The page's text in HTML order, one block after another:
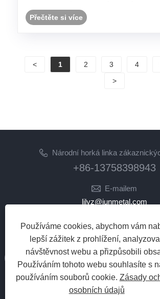
automobilové díly, elektronické pouzdra
Přečtěte si více
< 1 2 3 4
>
Národní horká linka
+86-13758398943
E-mailem
lilyz@junmetal.com
NÁSLEDUJ NÁS
Copyright © 2023 Jiaxing Junmetal Technology Co.,
Používáme cookies, abychom vám
lepší zážitek z prohlížení,
návštěvnost webu a přizpůsobili
Používáním tohoto webu souhlasíte s
používáním souborů cookie. Zásady
osobních údajů